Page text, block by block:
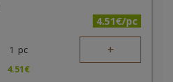
4.51€/pc
1 pc +
4.51€